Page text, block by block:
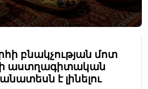
բնակչության մոտ
աստղագիտական
է լինելու